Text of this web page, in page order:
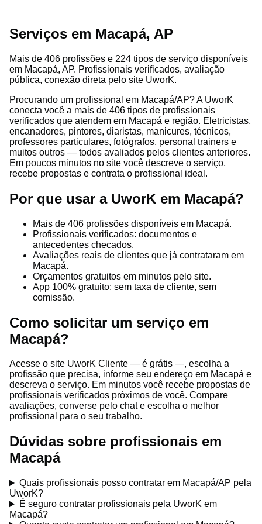
Serviços em Macapá, AP
Mais de 406 profissões e 224 tipos de serviço disponíveis
em Macapá, AP. Profissionais verificados, avaliação
pública, conexão direta pelo site UworK.
Procurando um profissional em Macapá/AP? A UworK
conecta você a mais de 406 tipos de profissionais
verificados que atendem em Macapá e região. Eletricistas,
encanadores, pintores, diaristas, manicures, técnicos,
professores particulares, fotógrafos, personal trainers e
muitos outros — todos avaliados pelos clientes anteriores.
Em poucos minutos no site você descreve o serviço,
recebe propostas e contrata o profissional ideal.
Por que usar a UworK em Macapá?
Mais de 406 profissões disponíveis em Macapá.
Profissionais verificados: documentos e
antecedentes checados.
Avaliações reais de clientes que já contrataram em
Macapá.
Orçamentos gratuitos em minutos pelo site.
App 100% gratuito: sem taxa de cliente, sem
comissão.
Como solicitar um serviço em
Macapá?
Acesse o site UworK Cliente — é grátis —, escolha a
profissão que precisa, informe seu endereço em Macapá e
descreva o serviço. Em minutos você recebe propostas de
profissionais verificados próximos de você. Compare
avaliações, converse pelo chat e escolha o melhor
profissional para o seu trabalho.
Dúvidas sobre profissionais em
Macapá
Quais profissionais posso contratar em Macapá/AP pela
UworK?
É seguro contratar profissionais pela UworK em
Macapá?